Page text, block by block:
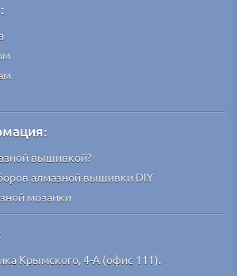
вышивкой?
алмазной вышивки DIY
мозаики
Крымского, 4-А (офис 111).